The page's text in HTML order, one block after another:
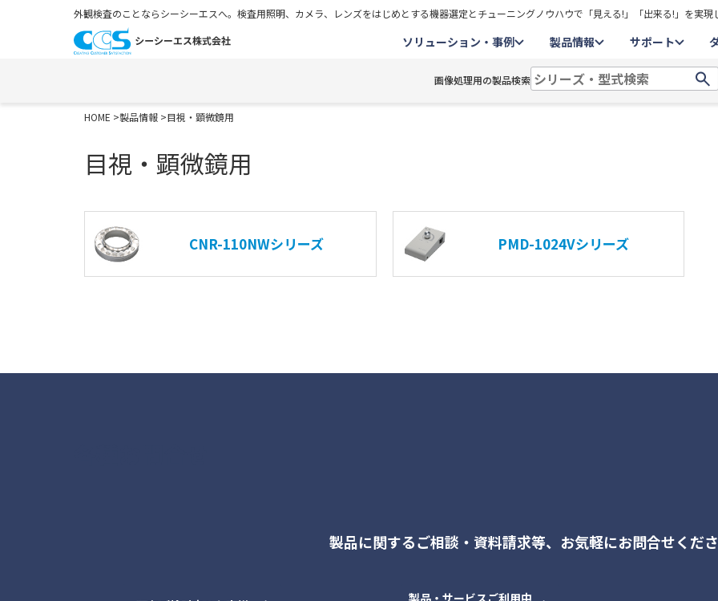
外観検査のことならシーシーエスへ。検査用照明、カメラ、レンズをはじめとする機器選定とチューニングノウハウで「見える!」「出来る!」を実現
ソリューション・事例 製品情報 サポート
画像処理用の製品検索
HOME >製品情報 >目視・顕微鏡用
目視・顕微鏡用
CNR-110NWシリーズ PMD-1024Vシリーズ
製品に関するご相談・資料請求等、 お気軽にお問合せくださ
製品・サービスご利用中